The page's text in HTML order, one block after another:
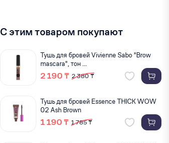
С этим товаром покупают
Тушь для бровей Vivienne Sabo "Brow
mascara", тон ...
2 190 ₸ 2 380 ₸
Тушь для бровей Essence THICK WOW
02 Ash Brown
1 190 ₸ 1 785 ₸